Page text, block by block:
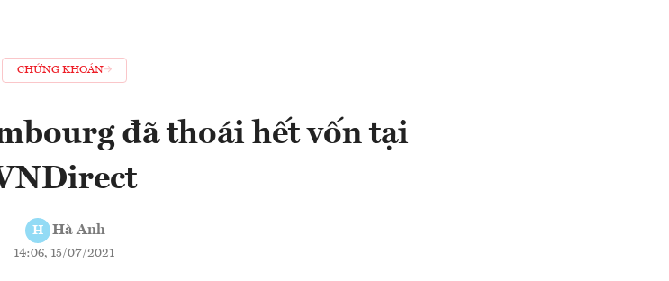
CHỨNG KHOÁN
đã thoái hết vốn tại
H Hà Anh
14:06, 15/07/2021